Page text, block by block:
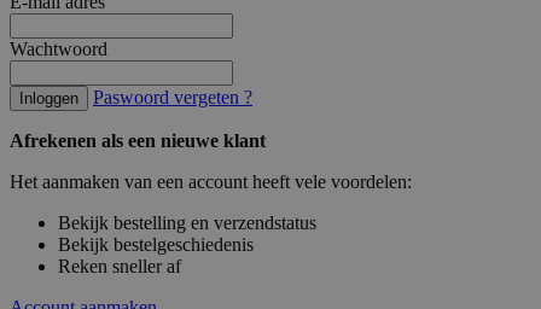
Wachtwoord
Inloggen Paswoord vergeten ?
Afrekenen als een nieuwe klant
Het aanmaken van een account heeft vele voordelen:
Bekijk bestelling en verzendstatus
Bekijk bestelgeschiedenis
Reken sneller af